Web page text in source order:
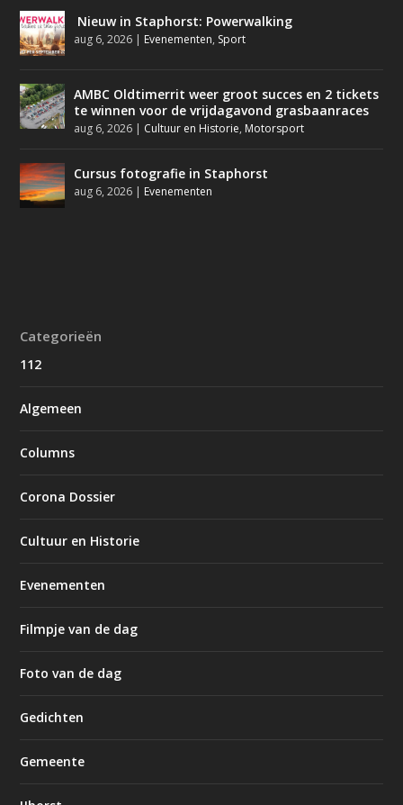
Nieuw in Staphorst: Powerwalking
aug 6, 2026 | Evenementen, Sport
AMBC Oldtimerrit weer groot succes en 2 tickets
te winnen voor de vrijdagavond grasbaanraces
aug 6, 2026 | Cultuur en Historie, Motorsport
Cursus fotografie in Staphorst
aug 6, 2026 | Evenementen
Categorieën
112
Algemeen
Columns
Corona Dossier
Cultuur en Historie
Evenementen
Filmpje van de dag
Foto van de dag
Gedichten
Gemeente